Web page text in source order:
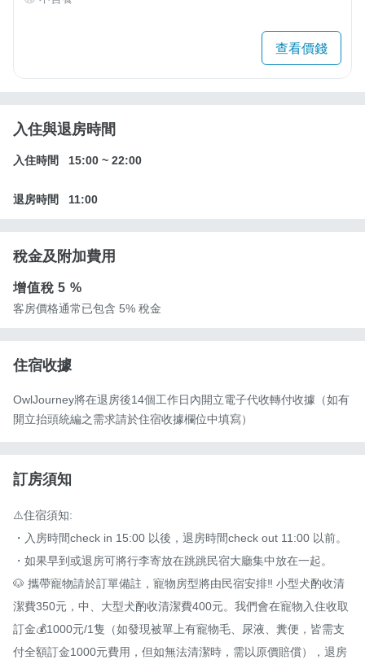
查看價錢
入住與退房時間
入住時間 15:00 ~ 22:00
退房時間 11:00
稅金及附加費用
增值稅5 %
客房價格通常已包含 5% 稅金
住宿收據
OwlJourney將在退房後14個工作日內開立電子代收轉付收據（如有
開立抬頭統編之需求請於住宿收據欄位中填寫）
訂房須知
⚠️住宿須知:
・入房時間check in 15:00 以後，退房時間check out 11:00 以前。
・如果早到或退房可將行李寄放在跳跳民宿大廳集中放在一起。
🐶 攜帶寵物請於訂單備註，寵物房型將由民宿安排‼️ 小型犬酌收清
潔費350元，中、大型犬酌收清潔費400元。我們會在寵物入住收取
訂金💰1000元/1隻（如發現被單上有寵物毛、尿液、糞便，皆需支
付全額訂金1000元費用，但如無法清潔時，需以原價賠償），退房